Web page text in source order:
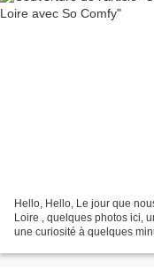
Hello, Hello, Le jour que
Loire , quelques photos ici,
une curiosité à quelques